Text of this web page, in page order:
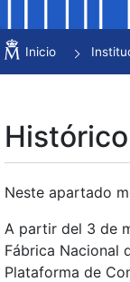
Mostrar/
Mostrar/Ocultar
Inicio
Neste apartado
A partir del 3 de
Fábrica Nacional
Plataforma de